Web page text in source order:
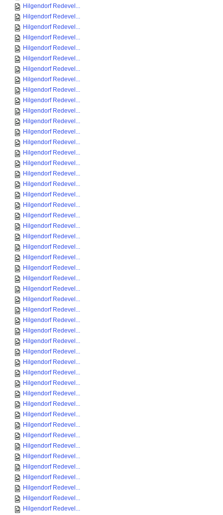
Hilgendorf Redevel...
Hilgendorf Redevel...
Hilgendorf Redevel...
Hilgendorf Redevel...
Hilgendorf Redevel...
Hilgendorf Redevel...
Hilgendorf Redevel...
Hilgendorf Redevel...
Hilgendorf Redevel...
Hilgendorf Redevel...
Hilgendorf Redevel...
Hilgendorf Redevel...
Hilgendorf Redevel...
Hilgendorf Redevel...
Hilgendorf Redevel...
Hilgendorf Redevel...
Hilgendorf Redevel...
Hilgendorf Redevel...
Hilgendorf Redevel...
Hilgendorf Redevel...
Hilgendorf Redevel...
Hilgendorf Redevel...
Hilgendorf Redevel...
Hilgendorf Redevel...
Hilgendorf Redevel...
Hilgendorf Redevel...
Hilgendorf Redevel...
Hilgendorf Redevel...
Hilgendorf Redevel...
Hilgendorf Redevel...
Hilgendorf Redevel...
Hilgendorf Redevel...
Hilgendorf Redevel...
Hilgendorf Redevel...
Hilgendorf Redevel...
Hilgendorf Redevel...
Hilgendorf Redevel...
Hilgendorf Redevel...
Hilgendorf Redevel...
Hilgendorf Redevel...
Hilgendorf Redevel...
Hilgendorf Redevel...
Hilgendorf Redevel...
Hilgendorf Redevel...
Hilgendorf Redevel...
Hilgendorf Redevel...
Hilgendorf Redevel...
Hilgendorf Redevel...
Hilgendorf Redevel...